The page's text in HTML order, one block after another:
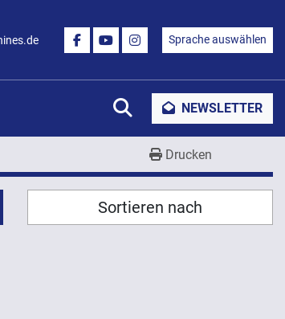
FACEBOOK
YOUTUBEINSTAGRAM
Sprache auswählen
SucheNEWSLETTER
Drucken
Sortieren nach